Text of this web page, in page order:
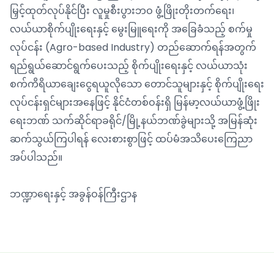
မြှင့်ထုတ်လုပ်နိုင်ပြီး လူမှုစီးပွားဘဝ ဖွံ့ဖြိုးတိုးတက်ရေး၊
လယ်ယာစိုက်ပျိုးရေးနှင့် မွေးမြူရေးကို အခြေခံသည့် စက်မှု
လုပ်ငန်း (Agro-based Industry) တည်ဆောက်ရန်အတွက်
ရည်ရွယ်ဆောင်ရွက်ပေးသည့် စိုက်ပျိုးရေးနှင့် လယ်ယာသုံး
စက်ကိရိယာချေးငွေရယူလိုသော တောင်သူများနှင့် စိုက်ပျိုးရေး
လုပ်ငန်းရှင်များအနေဖြင့် နိုင်ငံတစ်ဝန်းရှိ မြန်မာ့လယ်ယာဖွံ့ဖြိုး
ရေးဘဏ် သက်ဆိုင်ရာခရိုင်/မြို့နယ်ဘဏ်ခွဲများသို့ အမြန်ဆုံး
ဆက်သွယ်ကြပါရန် လေးစားစွာဖြင့် ထပ်မံအသိပေးကြေညာ
အပ်ပါသည်။
ဘဏ္ဍာရေးနှင့် အခွန်ဝန်ကြီးဌာန